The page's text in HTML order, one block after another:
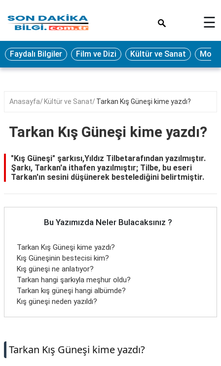
Eğitim
Ekonomi
Seyahat
Oyun
Yaşam
Hukuk
Blog
☰
Faydalı Bilgiler Film ve Dizi Kültür ve Sanat
Anasayfa Kültür ve Sanat Tarkan Kış Güneşi kime yazdı?
Tarkan Kış Güneşi kime yazdı?
"Kış Güneşi" şarkısı,Yıldız Tilbetarafından yazılmıştır.
Şarkı, Tarkan'a ithafen yazılmıştır; Tilbe, bu eseri
Tarkan'ın sesini düşünerek bestelediğini belirtmiştir.
Bu Yazımızda Neler Bulacaksınız ?
Tarkan Kış Güneşi kime yazdı?
Kış Güneşinin bestecisi kim?
Kış güneşi ne anlatıyor?
Tarkan hangi şarkıyla meşhur oldu?
Tarkan kış güneşi hangi albümde?
Kış güneşi neden yazıldı?
Tarkan Kış Güneşi kime yazdı?